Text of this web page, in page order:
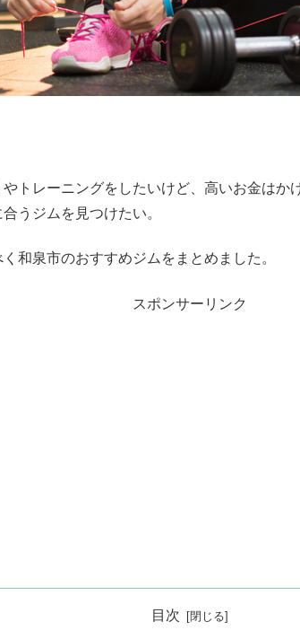
トレーニングをしたいけど、高いお金はか
うジムを見つけたい。
和泉市のおすすめジムをまとめました。
スポンサーリンク
目次